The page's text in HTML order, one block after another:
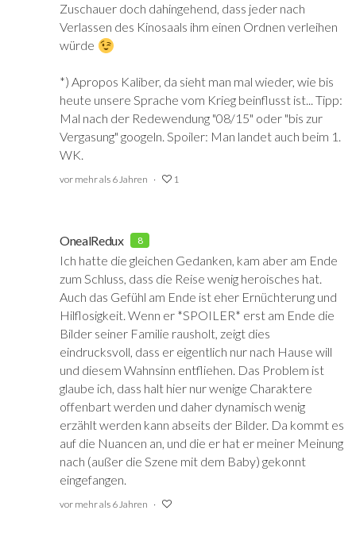
Zuschauer doch dahingehend, dass jeder nach
Verlassen des Kinosaals ihm einen Ordnen verleihen
würde
*) Apropos Kaliber, da sieht man mal wieder, wie bis
heute unsere Sprache vom Krieg beinflusst ist... Tipp:
Mal nach der Redewendung "08/15" oder "bis zur
Vergasung" googeln. Spoiler: Man landet auch beim 1.
WK.
vor mehr als 6 Jahren 1
OnealRedux 8
Ich hatte die gleichen Gedanken, kam aber am Ende
zum Schluss, dass die Reise wenig heroisches hat.
Auch das Gefühl am Ende ist eher Ernüchterung und
Hilflosigkeit. Wenn er *SPOILER* erst am Ende die
Bilder seiner Familie rausholt, zeigt dies
eindrucksvoll, dass er eigentlich nur nach Hause will
und diesem Wahnsinn entfliehen. Das Problem ist
glaube ich, dass halt hier nur wenige Charaktere
offenbart werden und daher dynamisch wenig
erzählt werden kann abseits der Bilder. Da kommt es
auf die Nuancen an, und die er hat er meiner Meinung
nach (außer die Szene mit dem Baby) gekonnt
eingefangen.
vor mehr als 6 Jahren